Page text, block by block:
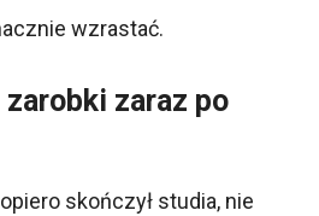
wzrastać.
zaraz po
skończył studia, nie